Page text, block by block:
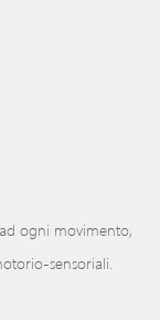
ogni movimento,
sensoriali.